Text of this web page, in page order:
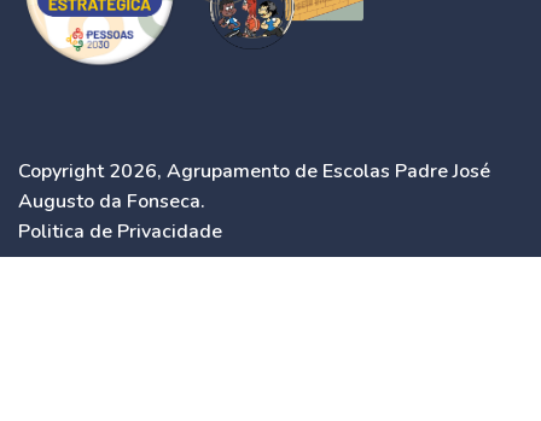
Copyright 2026, Agrupamento de Escolas Padre José
Augusto da Fonseca.
Politica de Privacidade